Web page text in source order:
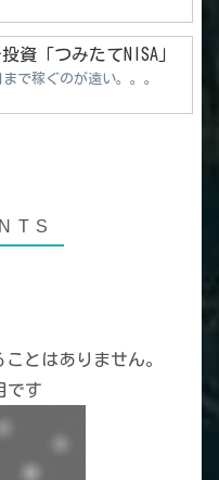
資「つみたてNISA」
で稼ぐのが遠い。。。
とはありません。
です